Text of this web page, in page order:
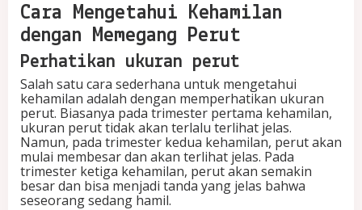
Cara Mengetahui Kehamilan
dengan Memegang Perut
Perhatikan ukuran perut
Salah satu cara sederhana untuk mengetahui
kehamilan adalah dengan memperhatikan ukuran
perut. Biasanya pada trimester pertama kehamilan,
ukuran perut tidak akan terlalu terlihat jelas.
Namun, pada trimester kedua kehamilan, perut akan
mulai membesar dan akan terlihat jelas. Pada
trimester ketiga kehamilan, perut akan semakin
besar dan bisa menjadi tanda yang jelas bahwa
seseorang sedang hamil.